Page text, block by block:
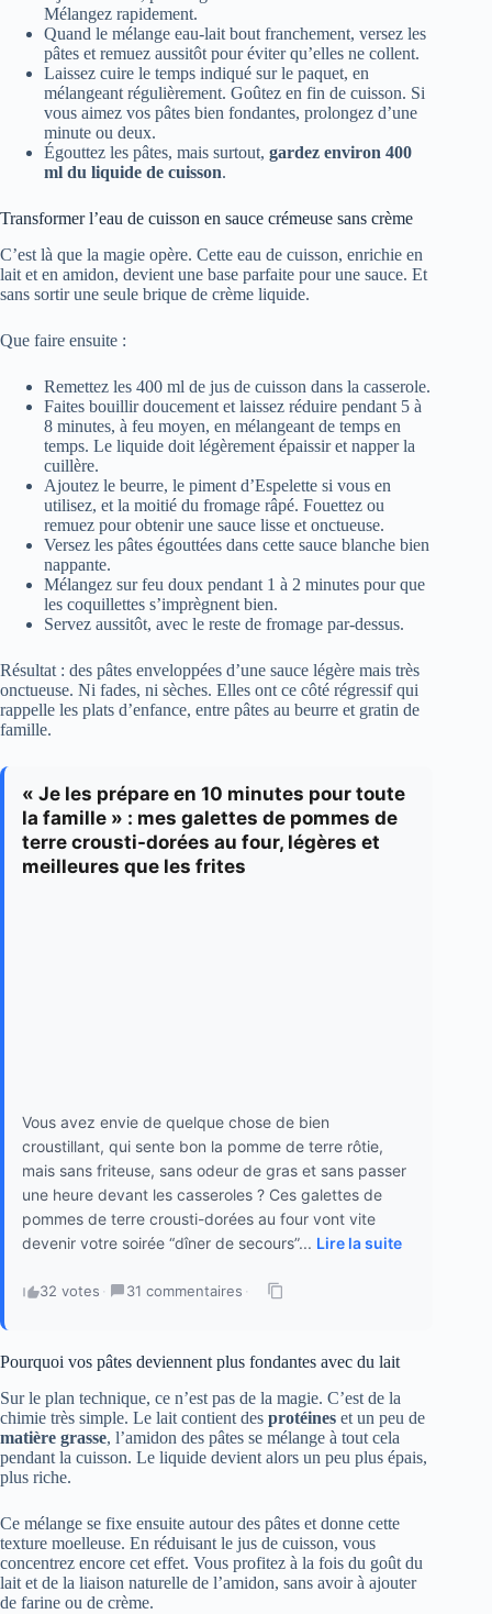
Mélangez rapidement.
Quand le mélange eau-lait bout franchement, versez les
pâtes et remuez aussitôt pour éviter qu’elles ne collent.
Laissez cuire le temps indiqué sur le paquet, en
mélangeant régulièrement. Goûtez en fin de cuisson. Si
vous aimez vos pâtes bien fondantes, prolongez d’une
minute ou deux.
Égouttez les pâtes, mais surtout, gardez environ 400
ml du liquide de cuisson.
Transformer l’eau de cuisson en sauce crémeuse sans crème
C’est là que la magie opère. Cette eau de cuisson, enrichie en
lait et en amidon, devient une base parfaite pour une sauce. Et
sans sortir une seule brique de crème liquide.
Que faire ensuite :
Remettez les 400 ml de jus de cuisson dans la casserole.
Faites bouillir doucement et laissez réduire pendant 5 à
8 minutes, à feu moyen, en mélangeant de temps en
temps. Le liquide doit légèrement épaissir et napper la
cuillère.
Ajoutez le beurre, le piment d’Espelette si vous en
utilisez, et la moitié du fromage râpé. Fouettez ou
remuez pour obtenir une sauce lisse et onctueuse.
Versez les pâtes égouttées dans cette sauce blanche bien
nappante.
Mélangez sur feu doux pendant 1 à 2 minutes pour que
les coquillettes s’imprègnent bien.
Servez aussitôt, avec le reste de fromage par-dessus.
Résultat : des pâtes enveloppées d’une sauce légère mais très
onctueuse. Ni fades, ni sèches. Elles ont ce côté régressif qui
rappelle les plats d’enfance, entre pâtes au beurre et gratin de
famille.
« Je les prépare en 10 minutes pour toute
la famille » : mes galettes de pommes de
terre crousti-dorées au four, légères et
meilleures que les frites
Vous avez envie de quelque chose de bien
croustillant, qui sente bon la pomme de terre rôtie,
mais sans friteuse, sans odeur de gras et sans passer
une heure devant les casseroles ? Ces galettes de
pommes de terre crousti-dorées au four vont vite
devenir votre soirée “dîner de secours”... Lire la suite
32 votes · 31 commentaires ·
Pourquoi vos pâtes deviennent plus fondantes avec du lait
Sur le plan technique, ce n’est pas de la magie. C’est de la
chimie très simple. Le lait contient des protéines et un peu de
matière grasse, l’amidon des pâtes se mélange à tout cela
pendant la cuisson. Le liquide devient alors un peu plus épais,
plus riche.
Ce mélange se fixe ensuite autour des pâtes et donne cette
texture moelleuse. En réduisant le jus de cuisson, vous
concentrez encore cet effet. Vous profitez à la fois du goût du
lait et de la liaison naturelle de l’amidon, sans avoir à ajouter
de farine ou de crème.